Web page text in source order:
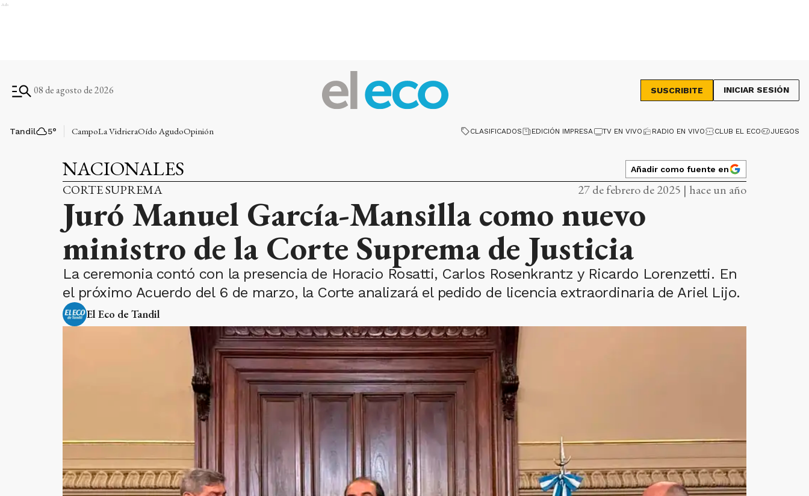
Ads
08 de agosto de 2026 SUSCRIBITE INICIAR SESIÓN
Tandil 5° CampoLa VidrieraOído AgudoOpinión CLASIFICADOS EDICIÓN IMPRESA TV EN VIVO RADIO EN VIVO CLUB EL ECO JUEGOS
NACIONALES Añadir como fuente en
CORTE SUPREMA 27 de febrero de 2025 | hace un año
Juró Manuel García-Mansilla como nuevo
ministro de la Corte Suprema de Justicia
La ceremonia contó con la presencia de Horacio Rosatti, Carlos Rosenkrantz y Ricardo Lorenzetti. En
el próximo Acuerdo del 6 de marzo, la Corte analizará el pedido de licencia extraordinaria de Ariel Lijo.
El Eco de Tandil